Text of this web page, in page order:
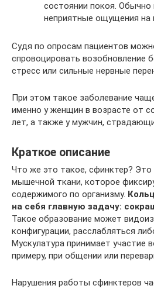
состоянии покоя. Обычно
неприятные ощущения на
Судя по опросам пациентов
спровоцировать возобновление
стресс или сильные нервные
При этом такое заболевание
именно у женщин в возрасте от
лет, а также у мужчин,
Краткое описание
Что же это такое, сфинктер?
мышечной ткани, которое
содержимого по организму.
на себя главную задачу:
Такое образование может
конфигурации, расслабляться
Мускулатура принимает участие
примеру, при общении или
Нарушения работы сфинктеров